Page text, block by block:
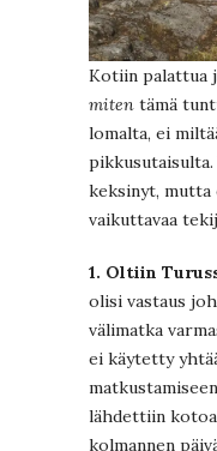
Kotiin palattua
miten tämä
lomalta, ei
pikkusutaisulta.
keksinyt, mutta
vaikuttavaa
1. Oltiin
olisi vastaus
välimatka
ei käytetty
lähdettiin kotoa
kolmannen